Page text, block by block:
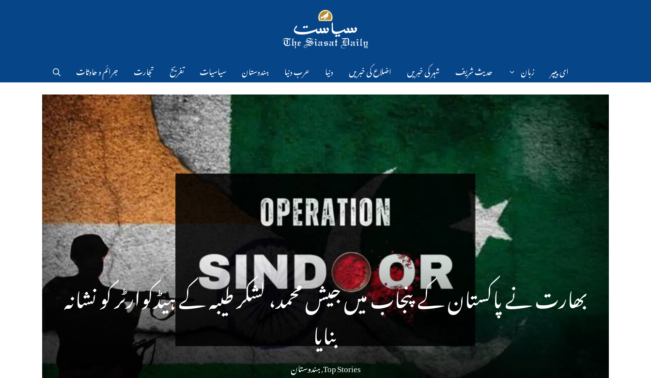
ای پیپر زبان حدیث شریف شہر کی خبریں اضلاع کی خبریں دنیا عرب دنیا ہندوستان سیاسیات تفریح تجارت جرائم و حادثات
بھارت نے پاکستان کے پنجاب میں جیش محمد، لشکر طیبہ کے ہیڈکوارٹر کو نشانہ
بنایا
Top Stories
,ہندوستان